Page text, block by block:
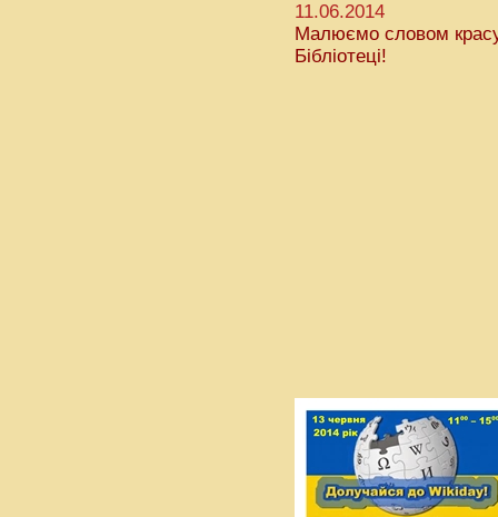
11.06.2014
Малюємо словом
Бібліотеці!